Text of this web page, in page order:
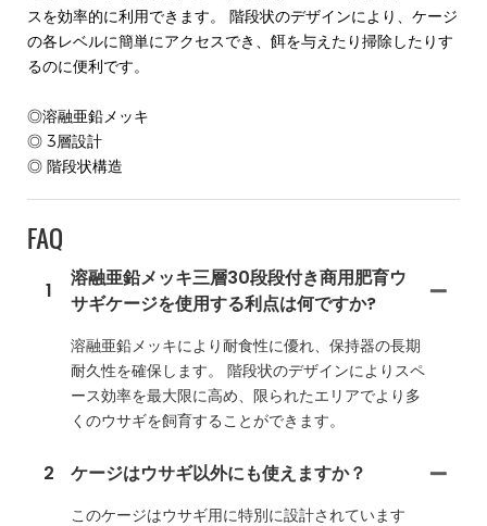
スを効率的に利用できます。 階段状のデザインにより、ケージ
の各レベルに簡単にアクセスでき、餌を与えたり掃除したりす
るのに便利です。
◎溶融亜鉛メッキ
◎ 3層設計
◎ 階段状構造
FAQ
1
溶融亜鉛メッキ三層30段段付き商用肥育ウ
サギケージを使用する利点は何ですか?
溶融亜鉛メッキにより耐食性に優れ、保持器の長期
耐久性を確保します。 階段状のデザインによりスペ
ース効率を最大限に高め、限られたエリアでより多
くのウサギを飼育することができます。
2 ケージはウサギ以外にも使えますか？
このケージはウサギ用に特別に設計されています